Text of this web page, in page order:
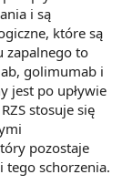
i są
które są
zapalnego to
golimumab i
jest po upływie
stosuje się
pozostaje
schorzenia.